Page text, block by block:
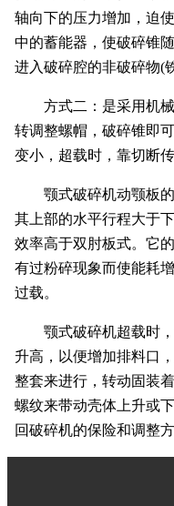
轴向下的压力增加，迫
中的蓄能器，使破碎锥
进入破碎腔的非破碎物(
方式二：是采用机
转调整螺帽，破碎锥即
变小，超载时，靠切断
颚式破碎机动颚板
其上部的水平行程大于
效率高于双肘板式。它
有过粉碎现象而使能耗
过载。
颚式破碎机超载时
升高，以便增加排料口
整套来进行，转动固装
螺纹来带动壳体上升或
回破碎机的保险和调整